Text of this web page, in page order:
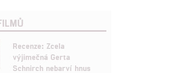
Recenze: Zcela
výjimečná Gerta
Schnirch nebarví hnus